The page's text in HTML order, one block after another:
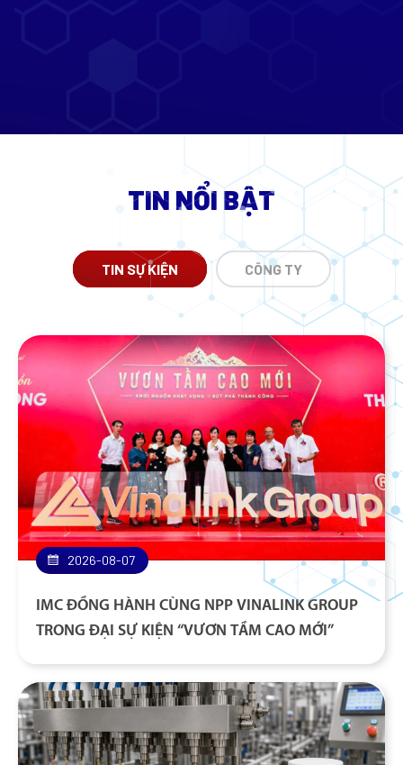
TIN NỔI BẬT
TIN SỰ KIỆN CÔNG TY
2026-08-07
IMC ĐỒNG HÀNH CÙNG NPP VINALINK GROUP
TRONG ĐẠI SỰ KIỆN “VƯƠN TẦM CAO MỚI”